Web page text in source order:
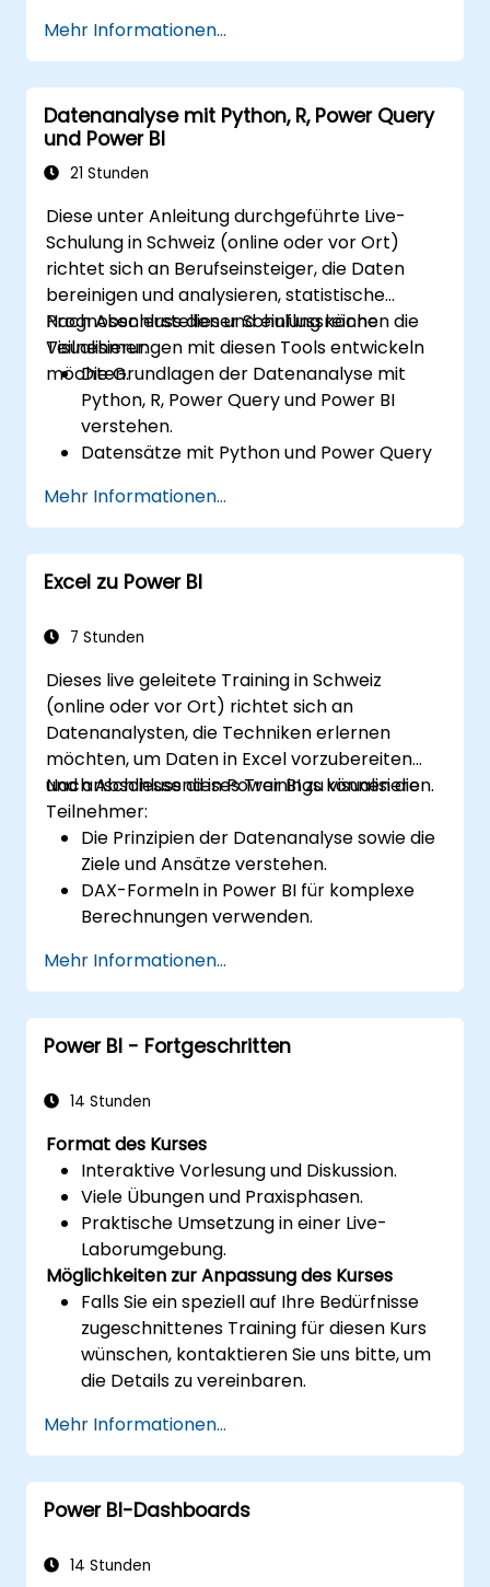
Mehr Informationen...
Datenanalyse mit Python, R, Power Query
und Power BI
21 Stunden
Diese unter Anleitung durchgeführte Live-
Schulung in Schweiz (online oder vor Ort)
richtet sich an Berufseinsteiger, die Daten
bereinigen und analysieren, statistische
Prognosen erstellen und einflussreiche
Visualisierungen mit diesen Tools entwickeln
möchten.
Nach Abschluss dieser Schulung können die
Teilnehmer:
Die Grundlagen der Datenanalyse mit
Python, R, Power Query und Power BI
verstehen.
Datensätze mit Python und Power Query
Statistische Analysen und Prognosen mit
R durchführen.
Professionelle Dashboards und Berichte
mit Power BI erstellen.
integrieren und analysieren.
Mehr Informationen...
Excel zu Power BI
7 Stunden
Dieses live geleitete Training in Schweiz
(online oder vor Ort) richtet sich an
Datenanalysten, die Techniken erlernen
möchten, um Daten in Excel vorzubereiten
und anschliessend in Power BI zu visualisieren.
Nach Abschluss dieses Trainings können die
Teilnehmer:
Die Prinzipien der Datenanalyse sowie die
Ziele und Ansätze verstehen.
DAX-Formeln in Power BI für komplexe
Berechnungen verwenden.
spezifische Analysefälle erstellen und
einsetzen.
Mittels Power View importieren, um von
Excel-basierter Power BI zu unabhängiger
Mehr Informationen...
Power BI - Fortgeschritten
14 Stunden
Format des Kurses
Interaktive Vorlesung und Diskussion.
Viele Übungen und Praxisphasen.
Praktische Umsetzung in einer Live-
Laborumgebung.
Möglichkeiten zur Anpassung des Kurses
Falls Sie ein speziell auf Ihre Bedürfnisse
zugeschnittenes Training für diesen Kurs
wünschen, kontaktieren Sie uns bitte, um
die Details zu vereinbaren.
Mehr Informationen...
Power BI-Dashboards
14 Stunden